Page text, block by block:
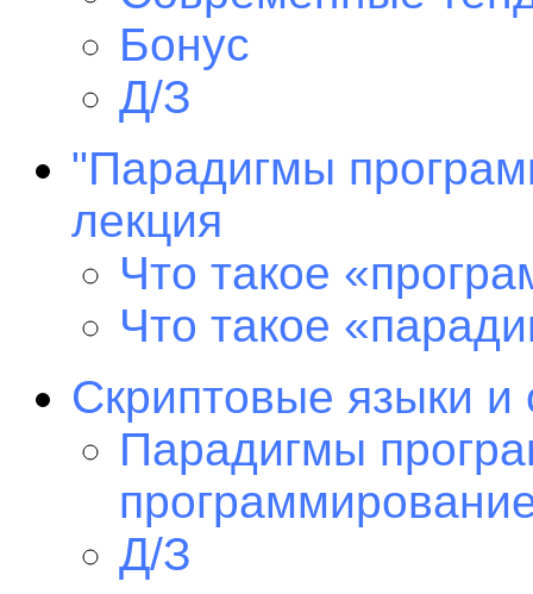
Бонус
Д/З
"Парадигмы
лекция
Что такое
Что такое
Скриптовые языки и
Парадигмы
Д/З